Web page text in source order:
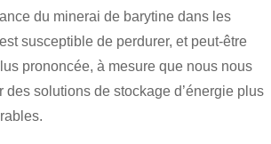
du minerai de barytine dans les
susceptible de perdurer, et peut-être
prononcée, à mesure que nous nous
des solutions de stockage d’énergie plus